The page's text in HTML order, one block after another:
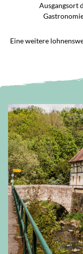
Ausgangsort
Eine weitere